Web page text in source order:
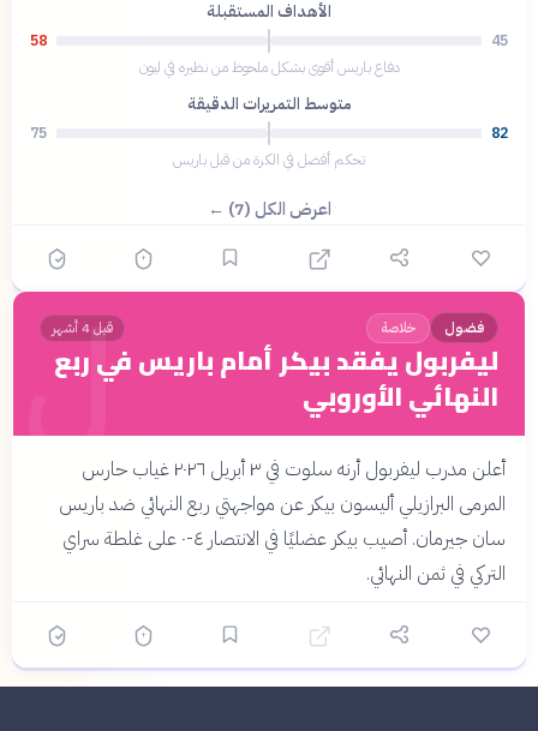
الأهداف المستقبلة
45
58
دفاع باريس أقوى بشكل ملحوظ من نظيره في ليون
متوسط التمريرات الدقيقة
82
75
تحكم أفضل في الكرة من قبل باريس
اعرض الكل (7) ←
ل فضول خلاصة قبل 4 أشهر
ليفربول يفقد بيكر أمام باريس في ربع
النهائي الأوروبي
أعلن مدرب ليفربول أرنه سلوت في ٣ أبريل ٢٠٢٦ غياب حارس
المرمى البرازيلي أليسون بيكر عن مواجهتي ربع النهائي ضد باريس
سان جيرمان. أصيب بيكر عضليًا في الانتصار ٤-٠ على غلطة سراي
التركي في ثمن النهائي.